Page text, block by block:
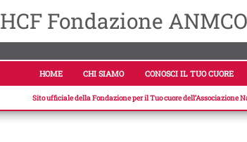
HCF Fondazione
HOME CHI SIAMO CONOSCI IL TUO CUORE
Sito ufficiale della Fondazione per il Tuo cuore dell’Associazione